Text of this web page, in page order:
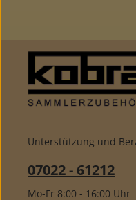
Unterstützung und
07022 - 61212
Mo-Fr 8:00 - 16:00 Uhr